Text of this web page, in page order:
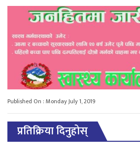
Published On : Monday July 1, 2019
प्रतिक्रिया दिनुहोस्